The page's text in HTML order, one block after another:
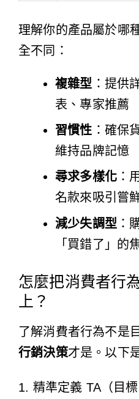
理解你的產品屬於哪
全不同：
複雜型 ：提供
表、專家推薦
習慣性 ：確保
維持品牌記憶
尋求多樣化 ：
名款來吸引嘗
減少失調型 ：
「買錯了」的
怎麼把消費者行
上？
了解消費者行為不是
行銷決策才是。以下
1. 精準定義 TA（目標